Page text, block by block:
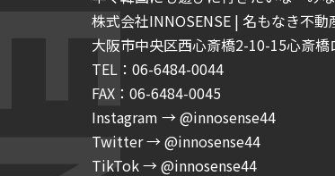
株式会社INNOSENSE | 名もなき不動
大阪市中央区西心斎橋2-10-15心斎橋
TEL：06-6484-0044
FAX：06-6484-0045
Instagram → @innosense44
Twitter → @innosense44
TikTok → @innosense44